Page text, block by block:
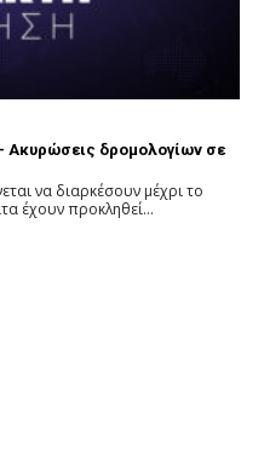
Ακυρώσεις δρομολογίων σε
να διαρκέσουν μέχρι το
έχουν προκληθεί...